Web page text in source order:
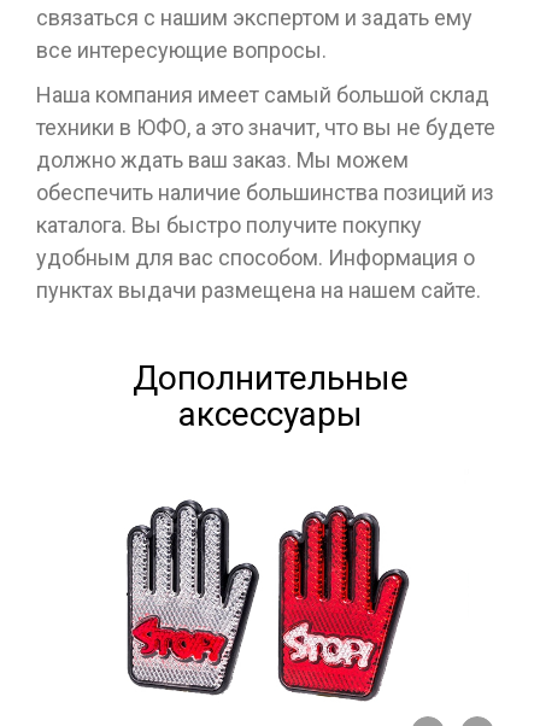
связаться с нашим экспертом и задать ему
все интересующие вопросы.
Наша компания имеет самый большой склад
техники в ЮФО, а это значит, что вы не будете
должно ждать ваш заказ. Мы можем
обеспечить наличие большинства позиций из
каталога. Вы быстро получите покупку
удобным для вас способом. Информация о
пунктах выдачи размещена на нашем сайте.
Дополнительные
аксессуары